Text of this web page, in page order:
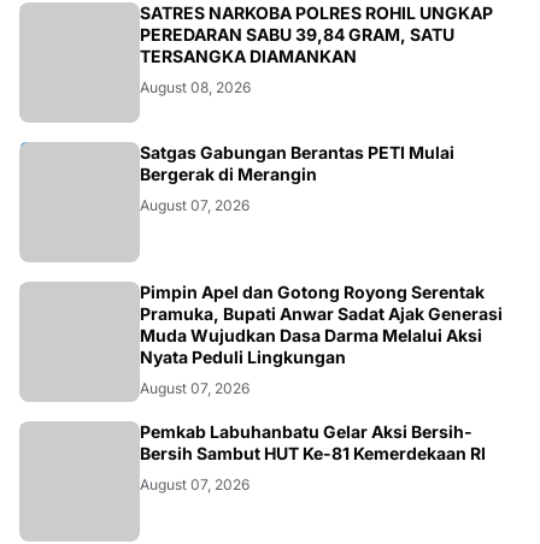
SATRES NARKOBA POLRES ROHIL UNGKAP
PEREDARAN SABU 39,84 GRAM, SATU
TERSANGKA DIAMANKAN
August 08, 2026
Satgas Gabungan Berantas PETI Mulai
Bergerak di Merangin
August 07, 2026
Pimpin Apel dan Gotong Royong Serentak
Pramuka, Bupati Anwar Sadat Ajak Generasi
Muda Wujudkan Dasa Darma Melalui Aksi
Nyata Peduli Lingkungan
August 07, 2026
Pemkab Labuhanbatu Gelar Aksi Bersih-
Bersih Sambut HUT Ke-81 Kemerdekaan RI
August 07, 2026